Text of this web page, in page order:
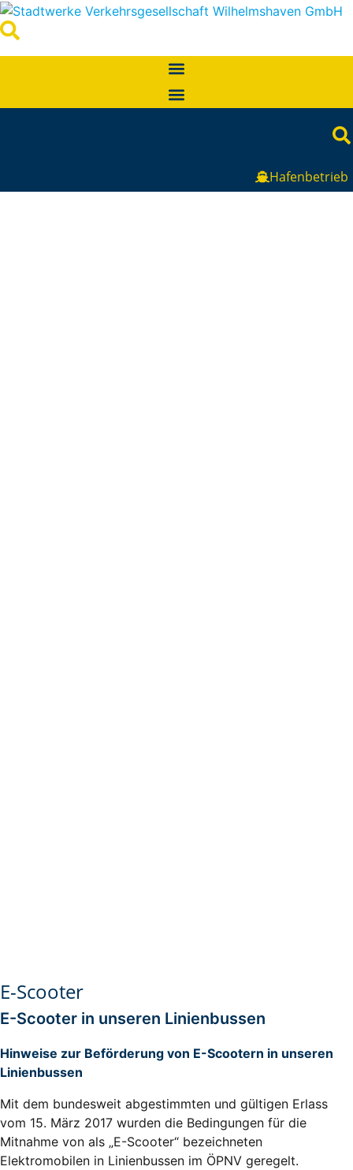
Hafenbetrieb
E-Scooter
E-Scooter in unseren Linienbussen
Hinweise zur Beförderung von E-Scootern in unseren
Linienbussen
Mit dem bundesweit abgestimmten und gültigen Erlass
vom 15. März 2017 wurden die Bedingungen für die
Mitnahme von als „E-Scooter“ bezeichneten
Elektromobilen in Linienbussen im ÖPNV geregelt.